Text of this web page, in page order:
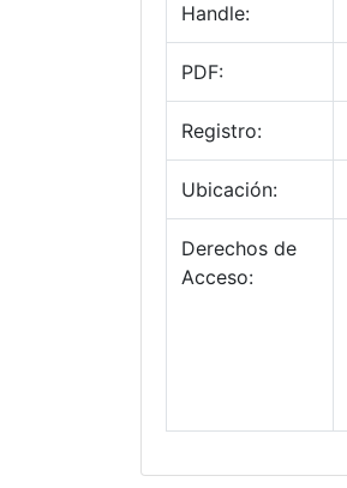
Handle:
PDF:
Registro:
Ubicación:
Derechos de
Acceso: